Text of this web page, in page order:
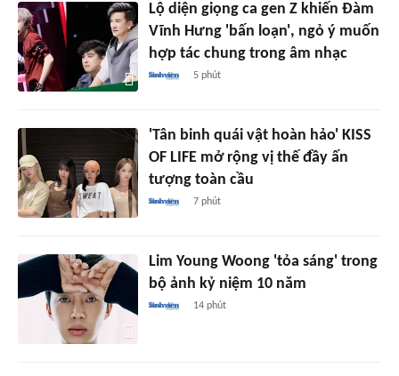
Lộ diện giọng ca gen Z khiến Đàm
Vĩnh Hưng 'bấn loạn', ngỏ ý muốn
hợp tác chung trong âm nhạc
5 phút
'Tân binh quái vật hoàn hảo' KISS
OF LIFE mở rộng vị thế đầy ấn
tượng toàn cầu
7 phút
Lim Young Woong 'tỏa sáng' trong
bộ ảnh kỷ niệm 10 năm
14 phút